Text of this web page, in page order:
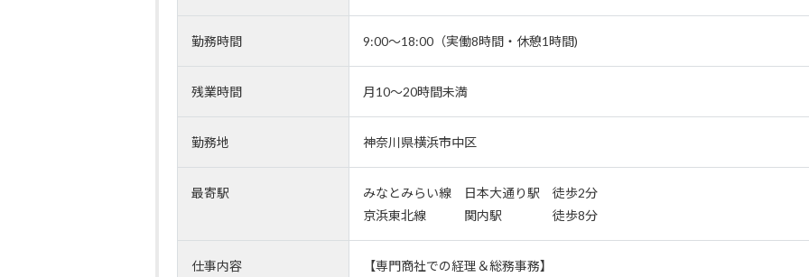
勤務時間 9:00～18:00（実働8時間・休憩1時間)
残業時間 月10～20時間未満
勤務地 神奈川県横浜市中区
最寄駅
みなとみらい線 日本大通り駅 徒歩2分
京浜東北線 関内駅 徒歩8分
仕事内容 【専門商社での経理＆総務事務】